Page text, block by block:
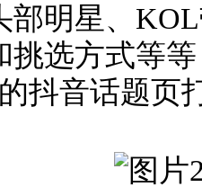
部明星、
挑选方式等
抖音话题页